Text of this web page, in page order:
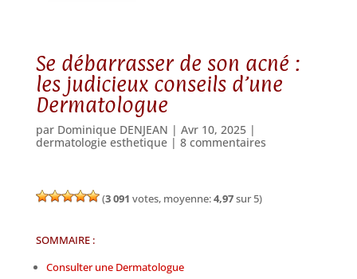
Se débarrasser de son acné :
les judicieux conseils d’une
Dermatologue
par Dominique DENJEAN | Avr 10, 2025|
dermatologie esthetique| 8 commentaires
(3 091 votes, moyenne:4,97sur 5)
SOMMAIRE :
Consulter une Dermatologue